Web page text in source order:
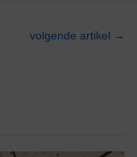
volgende artikel →